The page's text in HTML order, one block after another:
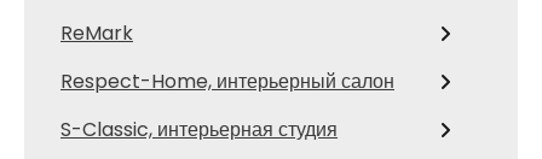
ReMark
Respect-Home, интерьерный салон
S-Classic, интерьерная студия